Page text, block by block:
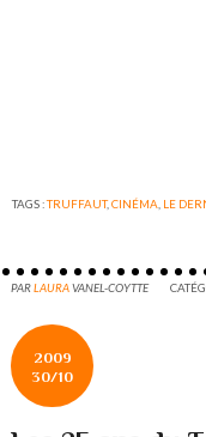
TAGS :TRUFFAUT,CINÉMA LE
PARLAURAVANEL-COYTTE
2009
30/10